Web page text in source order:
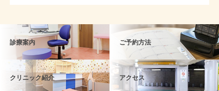
診療案内 ご予約方法
クリニック紹介 アクセス